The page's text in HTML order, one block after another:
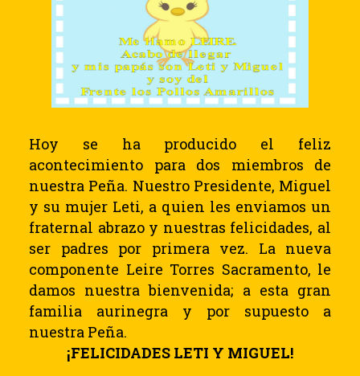
Hoy se ha producido el feliz
acontecimiento para dos miembros de
nuestra Peña. Nuestro Presidente, Miguel
y su mujer Leti, a quien les enviamos un
fraternal abrazo y nuestras felicidades, al
ser padres por primera vez. La nueva
componente Leire Torres Sacramento, le
damos nuestra bienvenida; a esta gran
familia aurinegra y por supuesto a
nuestra Peña.
¡FELICIDADES LETI Y MIGUEL!